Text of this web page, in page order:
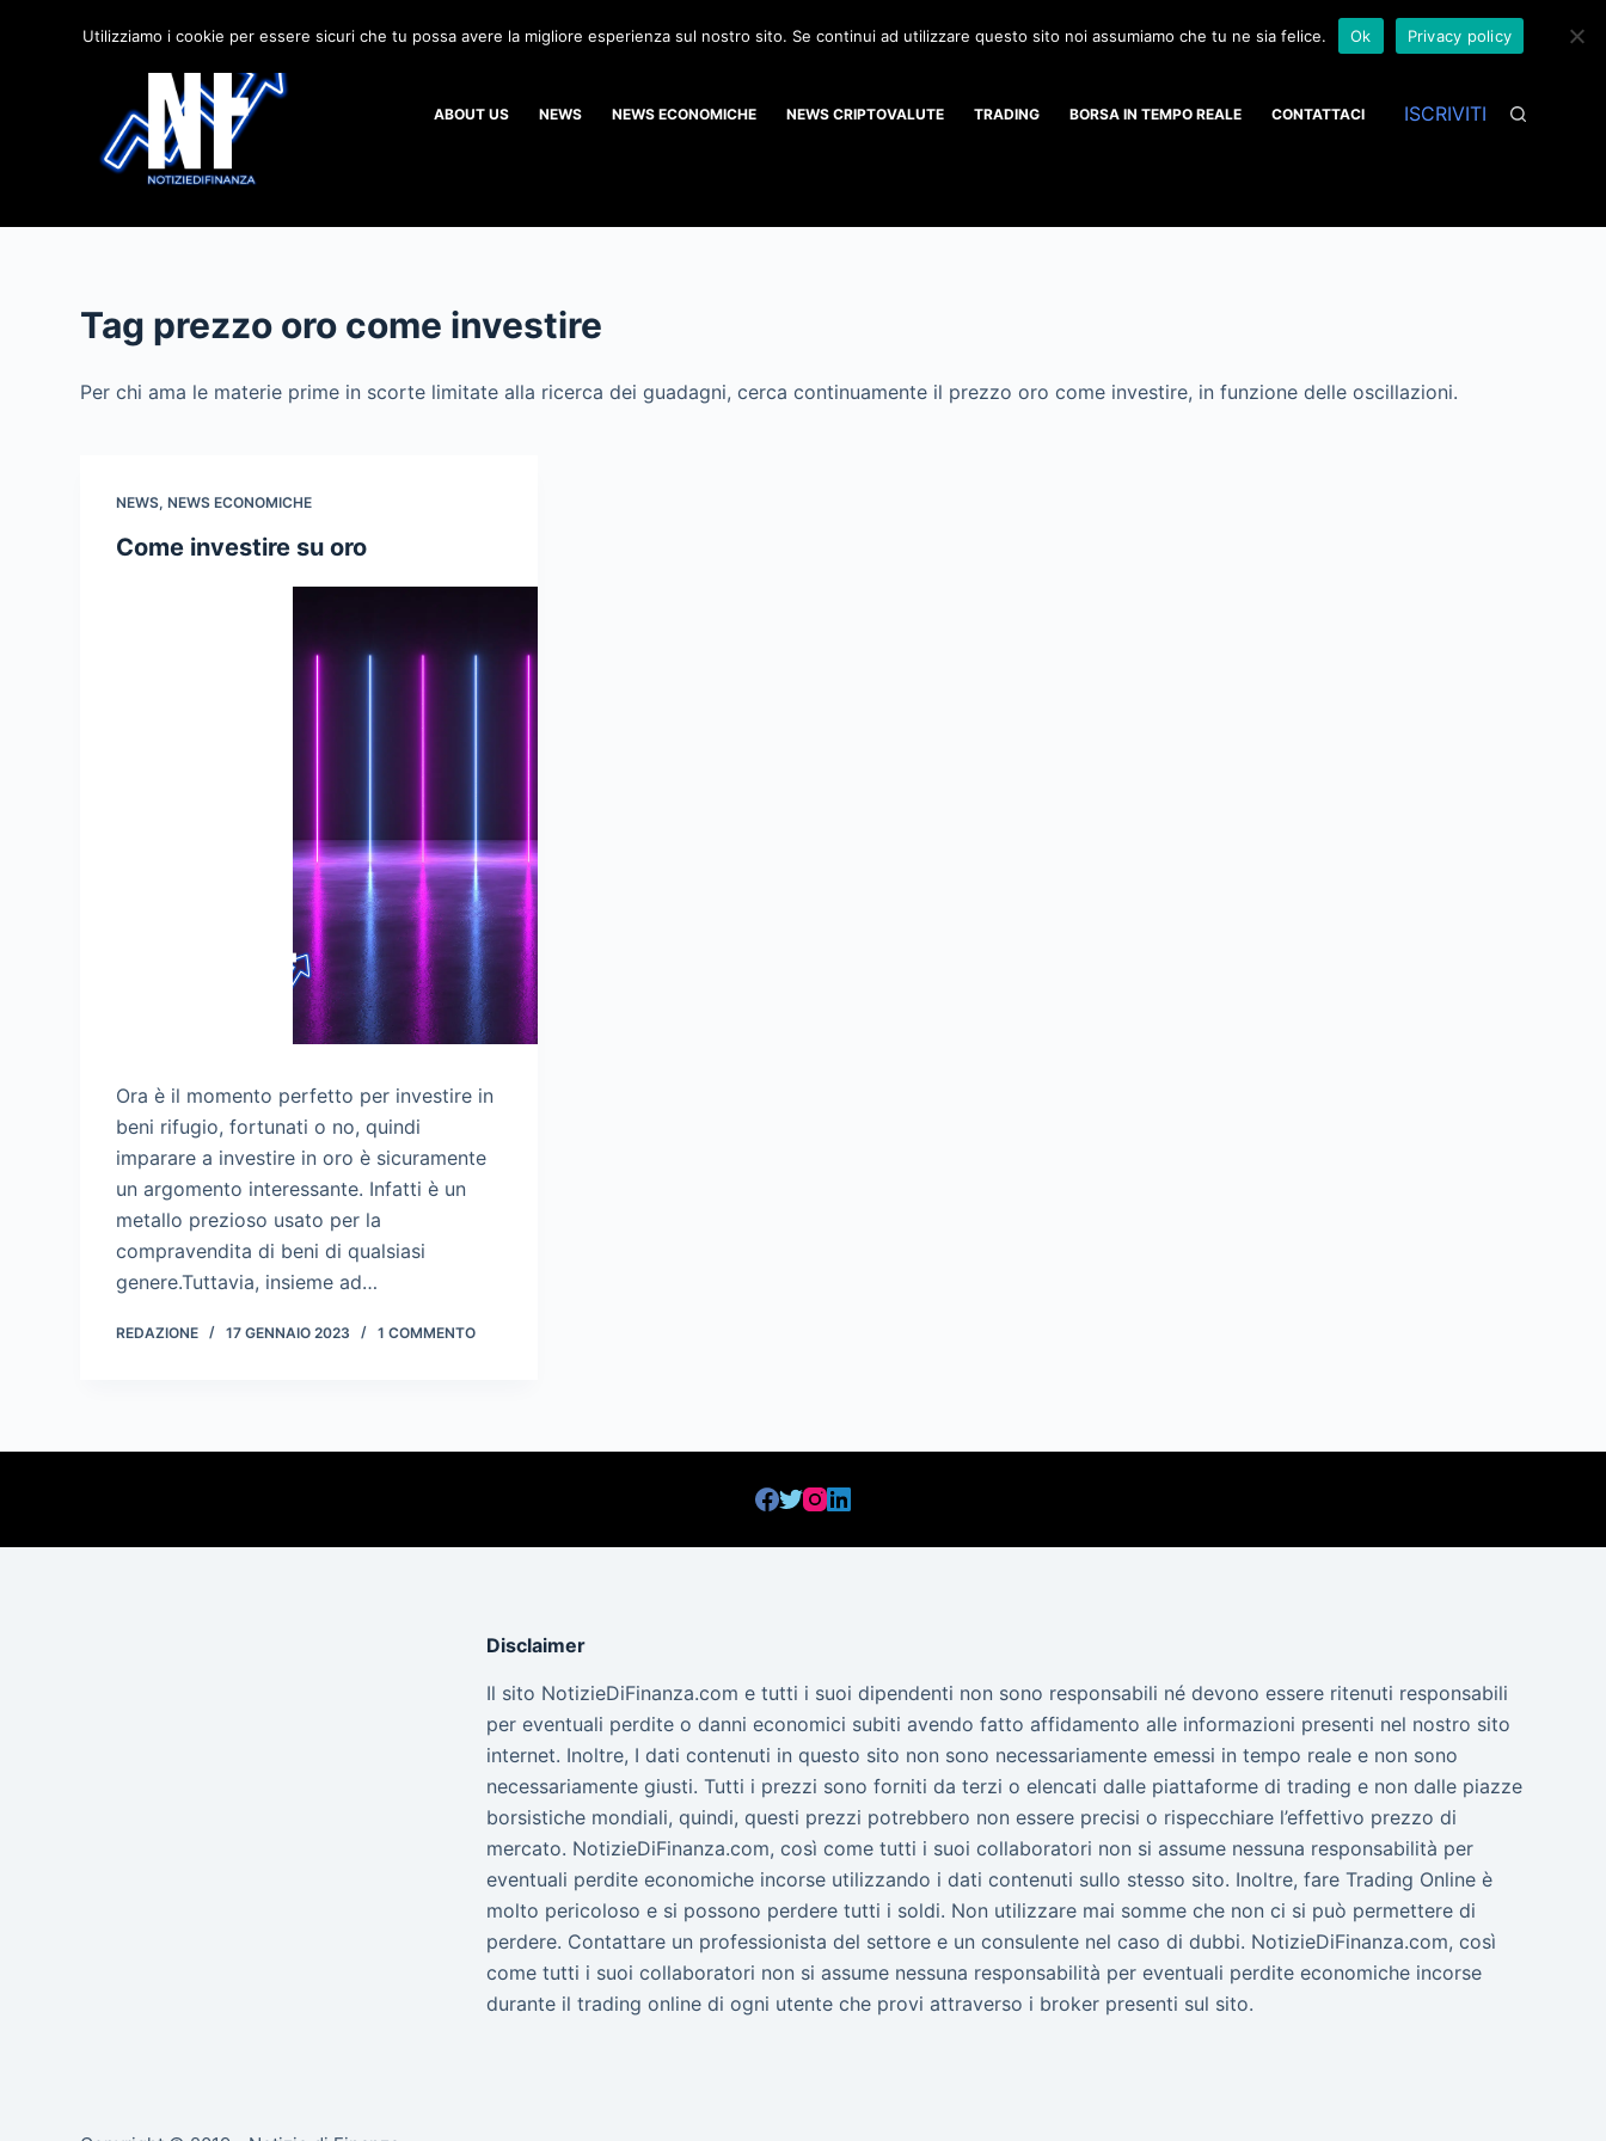
ABOUT US NEWS NEWS ECONOMICHE NEWS CRIPTOVALUTE TRADING BORSA IN TEMPO REALE CONTATTACI ISCRIVITI
Tag prezzo oro come investire
Per chi ama le materie prime in scorte limitate alla ricerca dei guadagni, cerca continuamente il prezzo oro come investire, in funzione delle oscillazioni.
NEWS,NEWS ECONOMICHE
Come investire su oro
Ora è il momento perfetto per investire in
beni rifugio, fortunati o no, quindi
imparare a investire in oro è sicuramente
un argomento interessante. Infatti è un
metallo prezioso usato per la
compravendita di beni di qualsiasi
genere.Tuttavia, insieme ad…
REDAZIONE 17 GENNAIO 2023 1 COMMENTO
Disclaimer
Il sito NotizieDiFinanza.com e tutti i suoi dipendenti non sono responsabili né devono essere ritenuti responsabili
per eventuali perdite o danni economici subiti avendo fatto affidamento alle informazioni presenti nel nostro sito
internet. Inoltre, I dati contenuti in questo sito non sono necessariamente emessi in tempo reale e non sono
necessariamente giusti. Tutti i prezzi sono forniti da terzi o elencati dalle piattaforme di trading e non dalle piazze
borsistiche mondiali, quindi, questi prezzi potrebbero non essere precisi o rispecchiare l’effettivo prezzo di
mercato. NotizieDiFinanza.com, così come tutti i suoi collaboratori non si assume nessuna responsabilità per
eventuali perdite economiche incorse utilizzando i dati contenuti sullo stesso sito. Inoltre, fare Trading Online è
molto pericoloso e si possono perdere tutti i soldi. Non utilizzare mai somme che non ci si può permettere di
perdere. Contattare un professionista del settore e un consulente nel caso di dubbi. NotizieDiFinanza.com, così
come tutti i suoi collaboratori non si assume nessuna responsabilità per eventuali perdite economiche incorse
durante il trading online di ogni utente che provi attraverso i broker presenti sul sito.
Utilizziamo i cookie per essere sicuri che tu possa avere la migliore esperienza sul nostro sito. Se continui ad utilizzare questo sito noi assumiamo che tu ne sia felice. Ok Privacy policy